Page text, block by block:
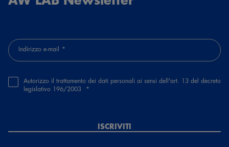
Indirizzo e-mail
Autorizzo il trattamento dei dati personali ai sensi dell'art. 13 del decreto
legislativo 196/2003
ISCRIVITI